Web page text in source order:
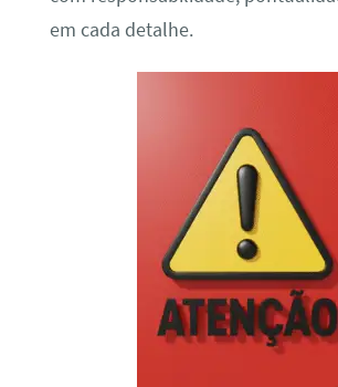
em cada detalhe.